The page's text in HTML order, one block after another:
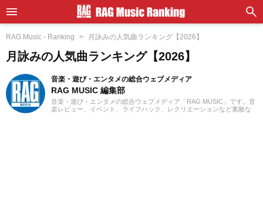
RAG Music - Ranking 月詠みの人気曲ランキング【2026】
月詠みの人気曲ランキング【2026】
音楽・遊び・エンタメの総合ウェブメディア
RAG MUSIC 編集部
音楽・遊び・エンタメの総合ウェブメディア「RAG MUSIC」です。音
楽レビュー、イベント、ライフハック、レクリエーションなど素敵な